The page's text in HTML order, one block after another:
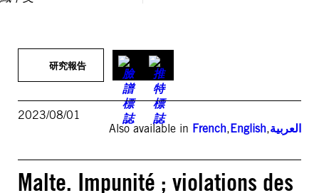
研究報告
2023/08/01
Also available in French,English,العربية
Malte. Impunité ; violations des